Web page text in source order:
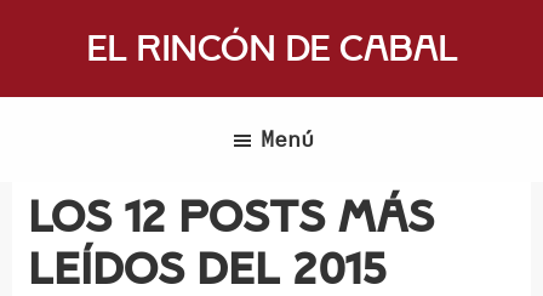
El Rincón de Cabal
reúnen
Menú
Los 12 posts más
leídos del 2015